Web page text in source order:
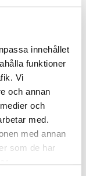
innehållet
funktioner
Vi
och annan
och
med.
med annan
som de har